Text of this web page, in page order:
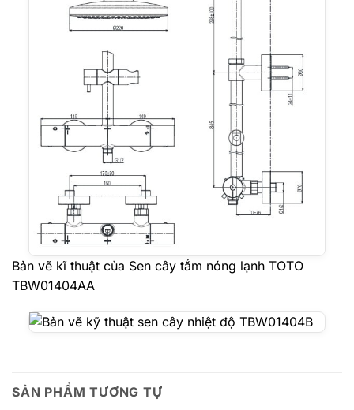
Bản vẽ kĩ thuật của Sen cây tắm nóng lạnh TOTO
TBW01404AA
SẢN PHẨM TƯƠNG TỰ